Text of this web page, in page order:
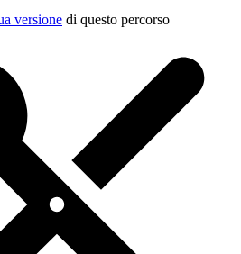
versione di questo percorso